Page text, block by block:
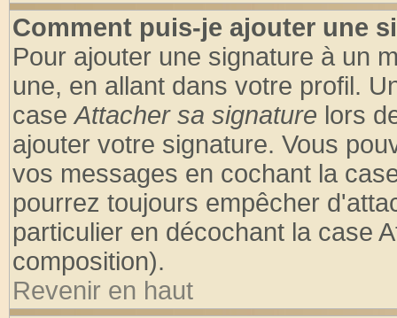
Comment puis-je ajouter une
Pour ajouter une signature à un
une, en allant dans votre profil.
caseAttacher sa signature lors
ajouter votre signature. Vous
vos messages en cochant la
pourrez toujours empêcher
particulier en décochant la case
composition).
Revenir en haut